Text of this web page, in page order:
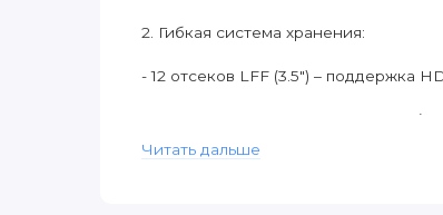
2. Гибкая система хранения:
- 12 отсеков LFF (3.5") – поддержка
- Возможность организации RAID
- Поддержка интерфейсов SAS/SATA/
Читать дальше